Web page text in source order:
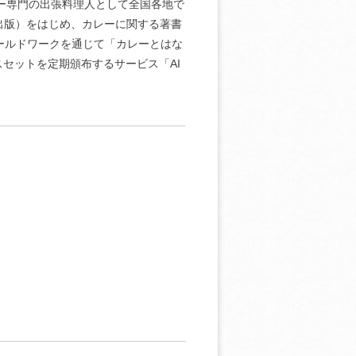
門の出張料理人として全国各地で
）をはじめ、カレーに関する著書
ドワークを通じて「カレーとはな
ットを定期頒布するサービス「AI